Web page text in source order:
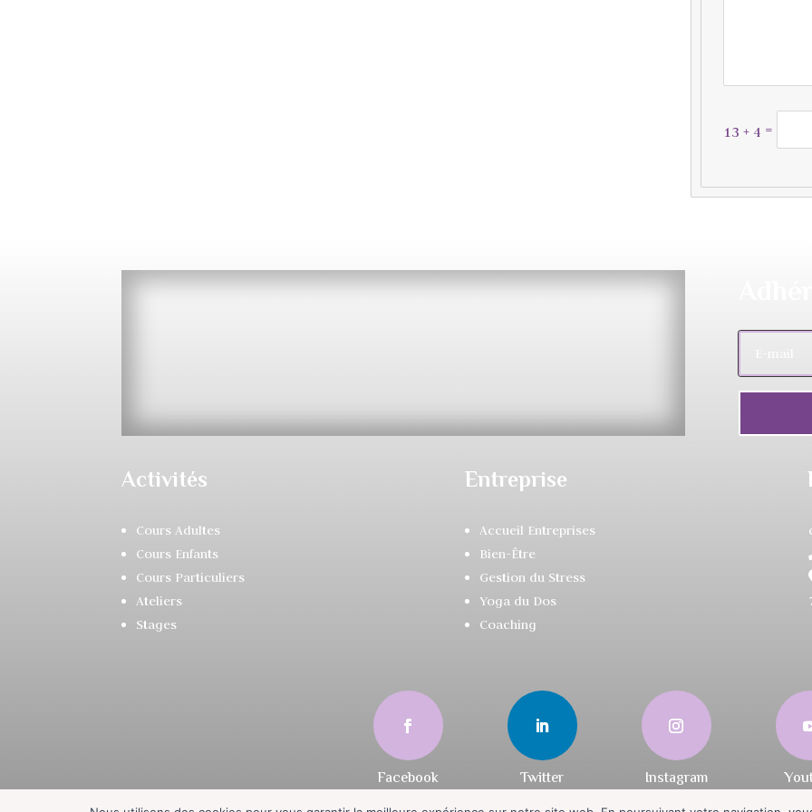
13 + 4 =
Activités
Cours Adultes
Cours Enfants
Cours Particuliers
Ateliers
Stages
Entreprise
Accueil Entreprises
Bien-Être
Gestion du Stress
Yoga du Dos
Coaching